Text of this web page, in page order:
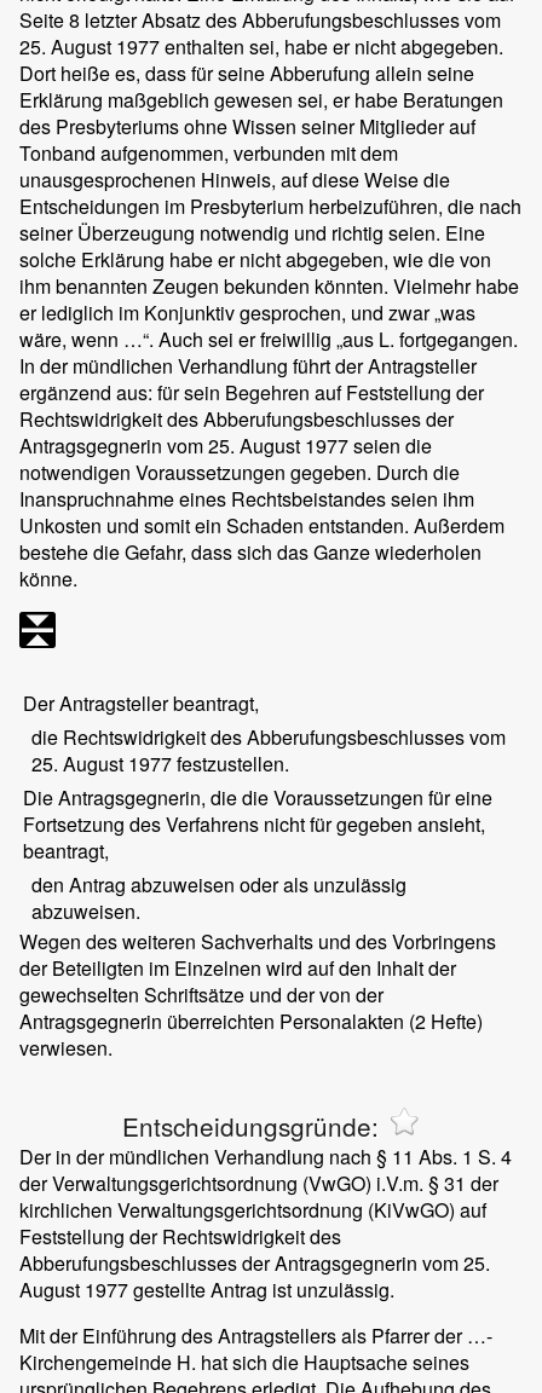
Seite 8 letzter Absatz des Abberufungsbeschlusses vom
25. August 1977 enthalten sei, habe er nicht abgegeben.
Dort heiße es, dass für seine Abberufung allein seine
Erklärung maßgeblich gewesen sei, er habe Beratungen
des Presbyteriums ohne Wissen seiner Mitglieder auf
Tonband aufgenommen, verbunden mit dem
unausgesprochenen Hinweis, auf diese Weise die
Entscheidungen im Presbyterium herbeizuführen, die nach
seiner Überzeugung notwendig und richtig seien. Eine
solche Erklärung habe er nicht abgegeben, wie die von
ihm benannten Zeugen bekunden könnten. Vielmehr habe
er lediglich im Konjunktiv gesprochen, und zwar „was
wäre, wenn …“. Auch sei er freiwillig „aus L. fortgegangen.
In der mündlichen Verhandlung führt der Antragsteller
ergänzend aus: für sein Begehren auf Feststellung der
Rechtswidrigkeit des Abberufungsbeschlusses der
Antragsgegnerin vom 25. August 1977 seien die
notwendigen Voraussetzungen gegeben. Durch die
Inanspruchnahme eines Rechtsbeistandes seien ihm
Unkosten und somit ein Schaden entstanden. Außerdem
bestehe die Gefahr, dass sich das Ganze wiederholen
könne.
Der Antragsteller beantragt,
die Rechtswidrigkeit des Abberufungsbeschlusses vom
25. August 1977 festzustellen.
Die Antragsgegnerin, die die Voraussetzungen für eine
Fortsetzung des Verfahrens nicht für gegeben ansieht,
beantragt,
den Antrag abzuweisen oder als unzulässig
abzuweisen.
Wegen des weiteren Sachverhalts und des Vorbringens
der Beteiligten im Einzelnen wird auf den Inhalt der
gewechselten Schriftsätze und der von der
Antragsgegnerin überreichten Personalakten (2 Hefte)
verwiesen.
Entscheidungsgründe:
Der in der mündlichen Verhandlung nach § 11 Abs. 1 S. 4
der Verwaltungsgerichtsordnung (VwGO) i.V.m. § 31 der
kirchlichen Verwaltungsgerichtsordnung (KiVwGO) auf
Feststellung der Rechtswidrigkeit des
Abberufungsbeschlusses der Antragsgegnerin vom 25.
August 1977 gestellte Antrag ist unzulässig.
Mit der Einführung des Antragstellers als Pfarrer der …-
Kirchengemeinde H. hat sich die Hauptsache seines